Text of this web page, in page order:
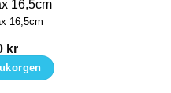
16,5cm
kr